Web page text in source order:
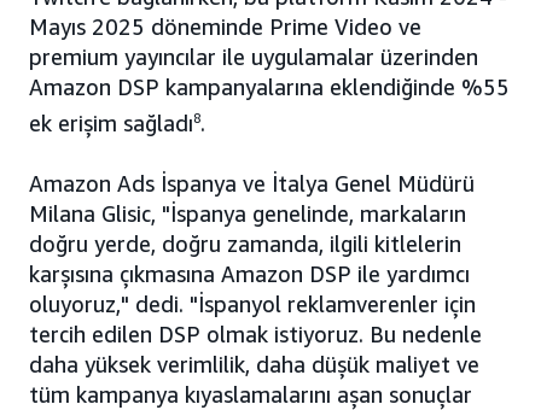
Mayıs 2025 döneminde Prime Video ve
premium yayıncılar ile uygulamalar üzerinden
Amazon DSP kampanyalarına eklendiğinde %55
ek erişim sağladı8.
Amazon Ads İspanya ve İtalya Genel Müdürü
Milana Glisic, "İspanya genelinde, markaların
doğru yerde, doğru zamanda, ilgili kitlelerin
karşısına çıkmasına Amazon DSP ile yardımcı
oluyoruz," dedi. "İspanyol reklamverenler için
tercih edilen DSP olmak istiyoruz. Bu nedenle
daha yüksek verimlilik, daha düşük maliyet ve
tüm kampanya kıyaslamalarını aşan sonuçlar